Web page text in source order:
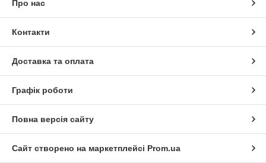
Про нас
Контакти
Доставка та оплата
Графік роботи
Повна версія сайту
Сайт створено на маркетплейсі Prom.ua